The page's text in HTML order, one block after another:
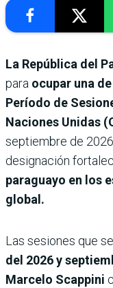
La República del
para ocupar una
Período de
Naciones Unidas
septiembre de
designación
paraguayo en los
global.
Las sesiones que
del 2026 y
Marcelo Scappini